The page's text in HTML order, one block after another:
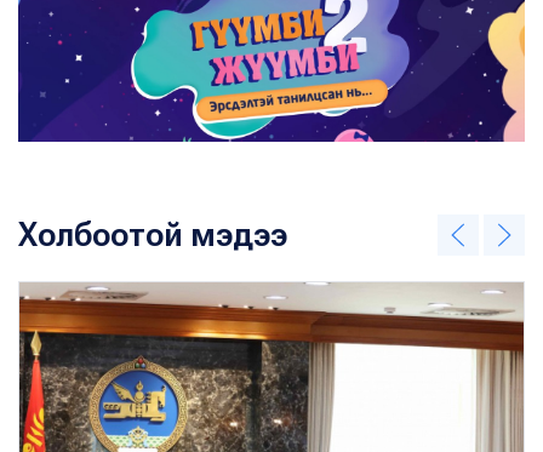
Холбоотой мэдээ